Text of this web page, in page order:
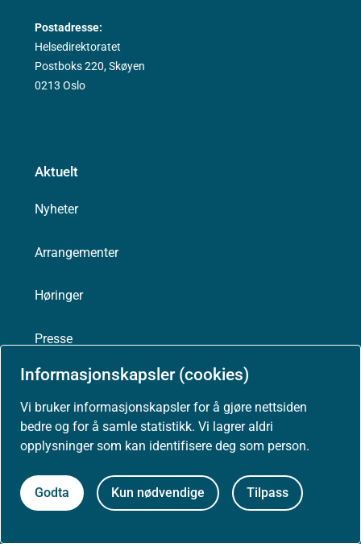
Informasjonskapsler (cookies)
Vi bruker informasjonskapsler for å gjøre nettsiden
bedre og for å samle statistikk. Vi lagrer aldri
opplysninger som kan identifisere deg som person.
Godta Kun nødvendige Tilpass
Postadresse:
Helsedirektoratet
Postboks 220, Skøyen
0213 Oslo
Aktuelt
Nyheter
Arrangementer
Høringer
Presse
Om nettstedet
Tilgjengelighetserklæring (uustatus.no)